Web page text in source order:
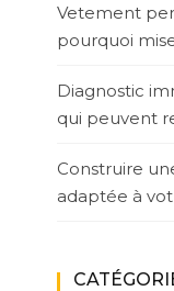
Vetement
pourquoi
Diagnostic
qui peuvent
Construire
adaptée à